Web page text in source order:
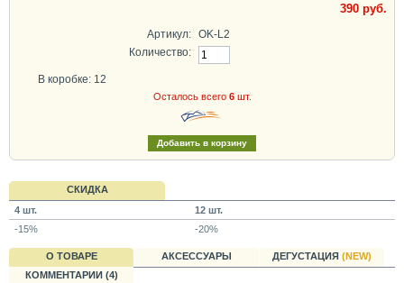
390 руб.
Артикул: OK-L2
Количество:
В коробке: 12
Осталось всего 6шт.
СКИДКА
4 шт.
12 шт.
-15%
-20%
О ТОВАРЕ АКСЕССУАРЫ ДЕГУСТАЦИЯ (NEW)
КОММЕНТАРИИ (4)